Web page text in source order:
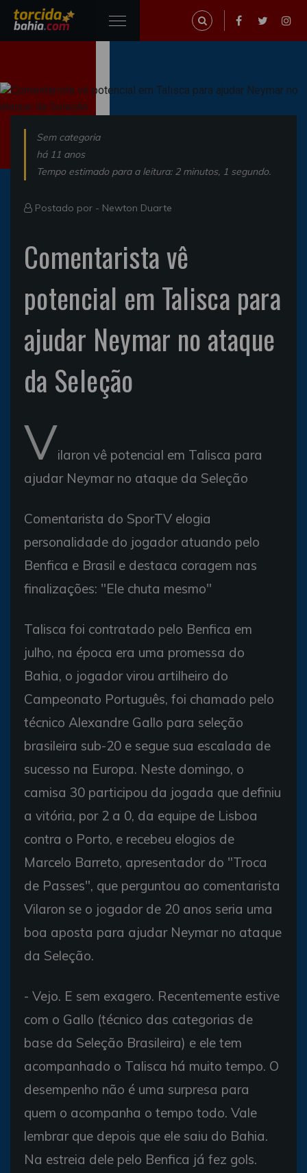
Sem categoria
há 11 anos
Tempo estimado para a leitura: 2 minutos, 1 segundo.
Postado por - Newton Duarte
Comentarista vê
potencial em Talisca para
ajudar Neymar no ataque
da Seleção
Vilaron vê potencial em Talisca para
ajudar Neymar no ataque da Seleção
Comentarista do SporTV elogia
personalidade do jogador atuando pelo
Benfica e Brasil e destaca coragem nas
finalizações: "Ele chuta mesmo"
Talisca foi contratado pelo Benfica em
julho, na época era uma promessa do
Bahia, o jogador virou artilheiro do
Campeonato Português, foi chamado pelo
técnico Alexandre Gallo para seleção
brasileira sub-20 e segue sua escalada de
sucesso na Europa. Neste domingo, o
camisa 30 participou da jogada que definiu
a vitória, por 2 a 0, da equipe de Lisboa
contra o Porto, e recebeu elogios de
Marcelo Barreto, apresentador do "Troca
de Passes", que perguntou ao comentarista
Vilaron se o jogador de 20 anos seria uma
boa aposta para ajudar Neymar no ataque
da Seleção.
- Vejo. E sem exagero. Recentemente estive
com o Gallo (técnico das categorias de
base da Seleção Brasileira) e ele tem
acompanhado o Talisca há muito tempo. O
desempenho não é uma surpresa para
quem o acompanha o tempo todo. Vale
lembrar que depois que ele saiu do Bahia.
Na estreia dele pelo Benfica já fez gols.